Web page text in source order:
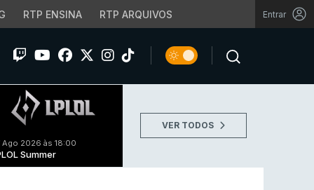
RTP ENSINA RTP ARQUIVOS Entrar
Ago 2026 às 18:00
Summer
VER TODOS